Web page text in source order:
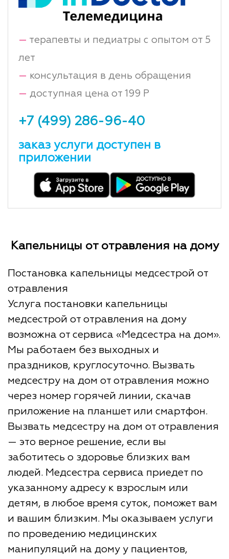
— терапевты и педиатры с опытом от 5
лет
— консультация в день обращения
— доступная цена от 199 Р
+7 (499) 286-96-40
заказ услуги доступен в
приложении
Капельницы от отравления на дому
Постановка капельницы медсестрой от
отравления
Услуга постановки капельницы
медсестрой от отравления на дому
возможна от сервиса «Медсестра на дом».
Мы работаем без выходных и
праздников, круглосуточно. Вызвать
медсестру на дом от отравления можно
через номер горячей линии, скачав
приложение на планшет или смартфон.
Вызвать медсестру на дом от отравления
— это верное решение, если вы
заботитесь о здоровье близких вам
людей. Медсестра сервиса приедет по
указанному адресу к взрослым или
детям, в любое время суток, поможет вам
и вашим близким. Мы оказываем услуги
по проведению медицинских
манипуляций на дому у пациентов,